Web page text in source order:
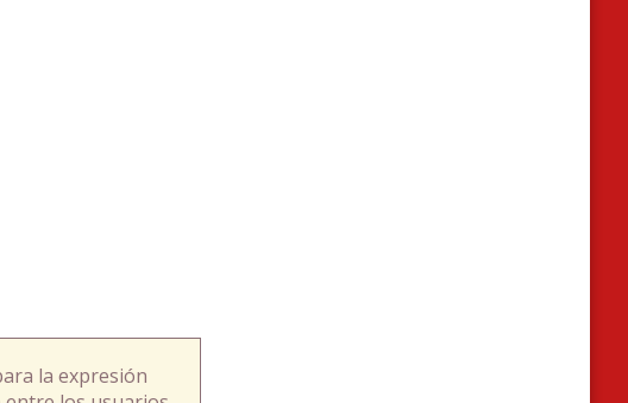
la expresión